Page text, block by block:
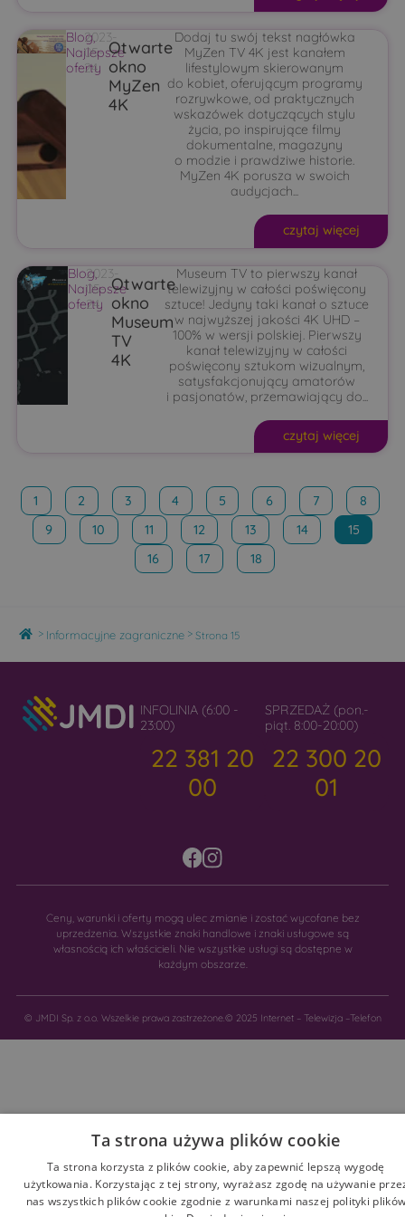
Blog,
Najlepsze
oferty
2023-
05-
24
Otwarte
okno
MyZen
4K
Dodaj tu swój tekst nagłówka
MyZen TV 4K jest kanałem
lifestylowym skierowanym
do kobiet, oferującym programy
rozrywkowe, od praktycznych
wskazówek dotyczących stylu
życia, po inspirujące filmy
dokumentalne, magazyny
o modzie i prawdziwe historie.
MyZen 4K porusza w swoich
audycjach...
czytaj więcej
Blog,
Najlepsze
oferty
2023-
05-
24
Otwarte
okno
Museum
TV
4K
Museum TV to pierwszy kanał
telewizyjny w całości poświęcony
sztuce! Jedyny taki kanał o sztuce
w najwyższej jakości 4K UHD –
100% w wersji polskiej. Pierwszy
kanał telewizyjny w całości
poświęcony sztukom wizualnym,
satysfakcjonujący amatorów
i pasjonatów, przemawiający do...
czytaj więcej
1 2 3 4 5 6 7
8
9
10 11 12 13 14
15
16
17 18
Home
> Informacyjne zagraniczne> Strona 15
INFOLINIA (6:00 -
23:00)
22 381 20
00
SPRZEDAŻ (pon.-
piąt. 8:00-20:00)
22 300 20
01
Ceny, warunki i oferty mogą ulec zmianie i zostać wycofane bez
uprzedzenia. Wszystkie znaki handlowe i znaki usługowe są
własnością ich właścicieli. Nie wszystkie usługi są dostępne w
każdym obszarze.
© JMDI Sp. z o.o. Wszelkie prawa zastrzeżone.© 2025 Internet – Telewizja –Telefon
Ta strona używa plików cookie
Ta strona korzysta z plików cookie, aby zapewnić lepszą wygodę
użytkowania. Korzystając z tej strony, wyrażasz zgodę na używanie
nas wszystkich plików cookie zgodnie z warunkami naszej polityki